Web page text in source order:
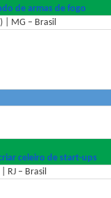
de armas de fogo
| MG – Brasil
celeiro de start-ups
RJ – Brasil